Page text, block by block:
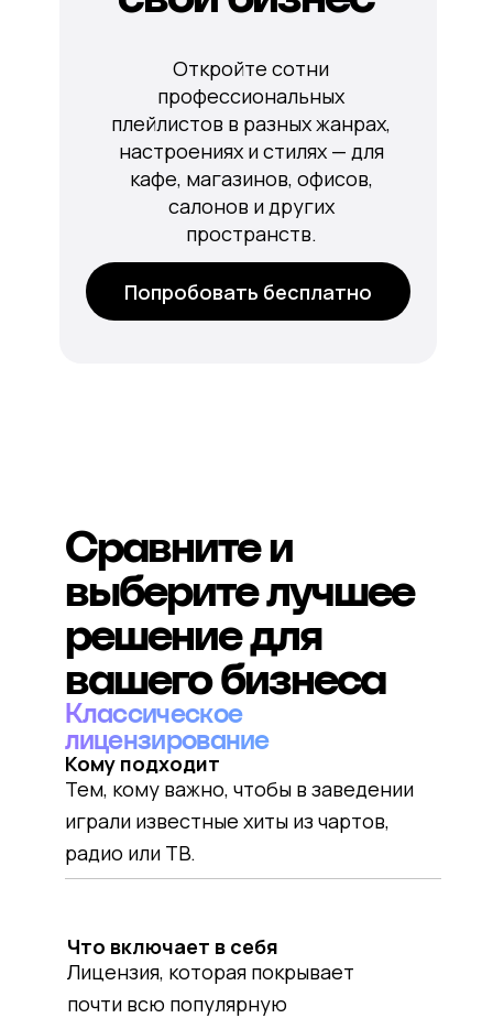
Откройте сотни
профессиональных
плейлистов в разных жанрах,
настроениях и стилях — для
кафе, магазинов, офисов,
салонов и других
пространств.
Попробовать бесплатно
Сравните и
выберите лучшее
решение для
вашего бизнеса
Классическое
лицензирование
Кому подходит
Тем, кому важно, чтобы в заведении
играли известные хиты из чартов,
радио или ТВ.
Что включает в себя
Лицензия, которая покрывает
почти всю популярную